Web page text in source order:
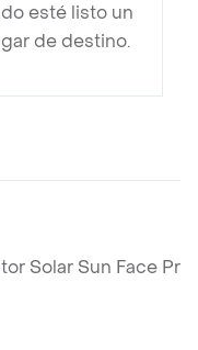
esté listo un
de destino.
Solar Sun Face